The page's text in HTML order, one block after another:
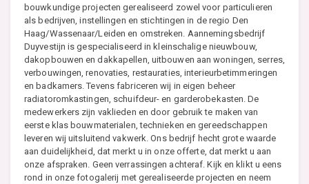
bouwkundige projecten gerealiseerd zowel voor particulieren
als bedrijven, instellingen en stichtingen in de regio Den
Haag/Wassenaar/Leiden en omstreken. Aannemingsbedrijf
Duyvestijn is gespecialiseerd in kleinschalige nieuwbouw,
dakopbouwen en dakkapellen, uitbouwen aan woningen, serres,
verbouwingen, renovaties, restauraties, interieurbetimmeringen
en badkamers. Tevens fabriceren wij in eigen beheer
radiatoromkastingen, schuifdeur- en garderobekasten. De
medewerkers zijn vaklieden en door gebruik te maken van
eerste klas bouwmaterialen, technieken en gereedschappen
leveren wij uitsluitend vakwerk. Ons bedrijf hecht grote waarde
aan duidelijkheid, dat merkt u in onze offerte, dat merkt u aan
onze afspraken. Geen verrassingen achteraf. Kijk en klikt u eens
rond in onze fotogalerij met gerealiseerde projecten en neem